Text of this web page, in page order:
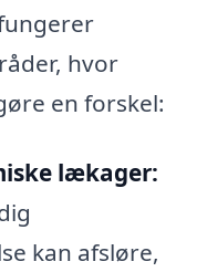
hvor
en forskel:
lækager:
kan afsløre,